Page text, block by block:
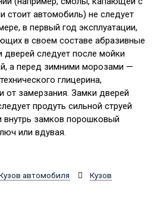
стоит автомобиль) не следует
в первый год эксплуатации,
в своем составе абразивные
дверей следует после мойки
а перед зимними морозами —
глицерина,
замерзания. Замки дверей
продуть сильной струей
внутрь замков порошковый
или вдувая.
автомобиля Кузов